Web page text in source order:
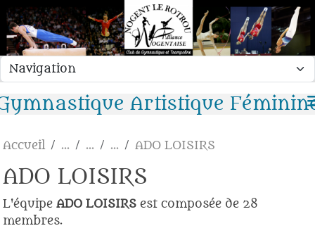
Artistique
Accueil ADO LOISIRS
ADO LOISIRS
L'équipe ADO LOISIRS est composée de 28
membres.
Panneau de gestion des cookies